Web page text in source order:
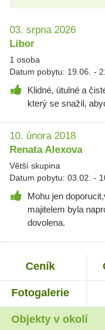
03. srpna 2026
Libor
1 osoba
Datum pobytu: 19.06. -
Klidné, útulné a
který se snažil,
10. února 2018
Renata Alexova
Větší skupina
Datum pobytu: 03.02. -
Mohu jen
majitelem byla
dovolena.
Ceník
Fotogalerie
Objekty v okolí